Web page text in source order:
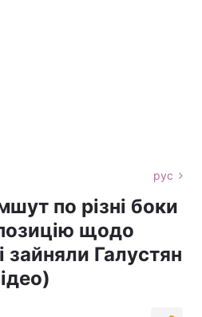
рус
по різні боки
щодо
зайняли Галустян